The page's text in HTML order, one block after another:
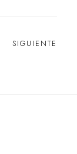
SIGUIENTE